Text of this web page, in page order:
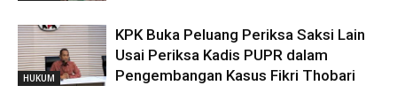
HUKUM
KPK Buka Peluang Periksa Saksi Lain
Usai Periksa Kadis PUPR dalam
Pengembangan Kasus Fikri Thobari